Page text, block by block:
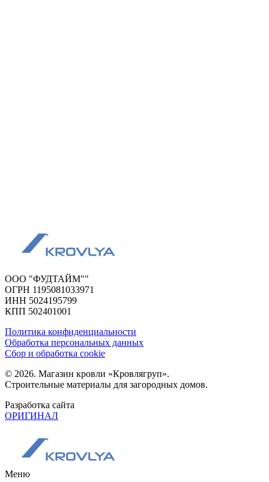
ООО "ФУДТАЙМ""
ОГРН 1195081033971
ИНН 5024195799
КПП 502401001
Политика конфиденциальности
Обработка персональных данных
Сбор и обработка cookie
© 2026. Магазин кровли «Кровлягруп».
Строительные материалы для загородных домов.
Разработка сайта
ОРИГИНАЛ
Меню